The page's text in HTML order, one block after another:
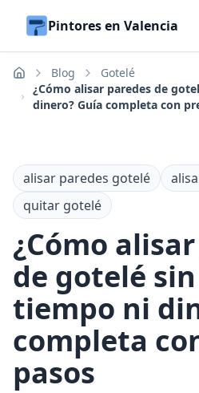
Pintores en Valencia
Inicio Blog
Gotelé
¿Cómo alisar paredes de
dinero? Guía completa con
alisar paredes gotelé
quitar gotelé
¿Cómo
de gotelé
tiempo ni
completa
pasos